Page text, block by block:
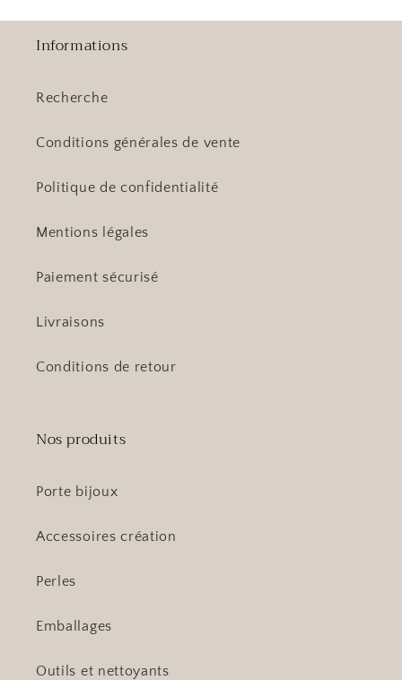
Informations
Recherche
Conditions générales de vente
Politique de confidentialité
Mentions légales
Paiement sécurisé
Livraisons
Conditions de retour
Nos produits
Porte bijoux
Accessoires création
Perles
Emballages
Outils et nettoyants